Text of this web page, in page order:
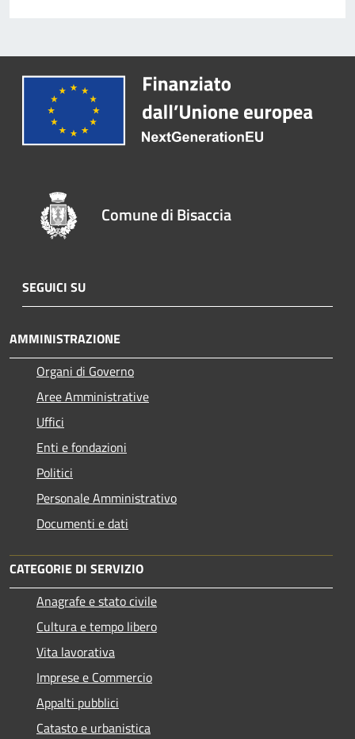
Comune di Bisaccia
SEGUICI SU
AMMINISTRAZIONE
Organi di Governo
Aree Amministrative
Uffici
Enti e fondazioni
Politici
Personale Amministrativo
Documenti e dati
CATEGORIE DI SERVIZIO
Anagrafe e stato civile
Cultura e tempo libero
Vita lavorativa
Imprese e Commercio
Appalti pubblici
Catasto e urbanistica